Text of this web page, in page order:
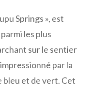
Springs », est
les plus
sur le sentier
par la
bleu et de vert. Cet